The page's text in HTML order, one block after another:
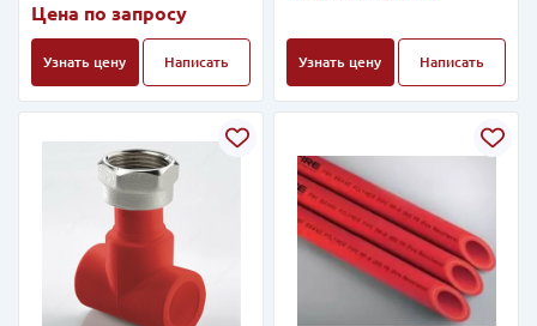
Цена по запросу
Узнать цену Написать Узнать цену Написать